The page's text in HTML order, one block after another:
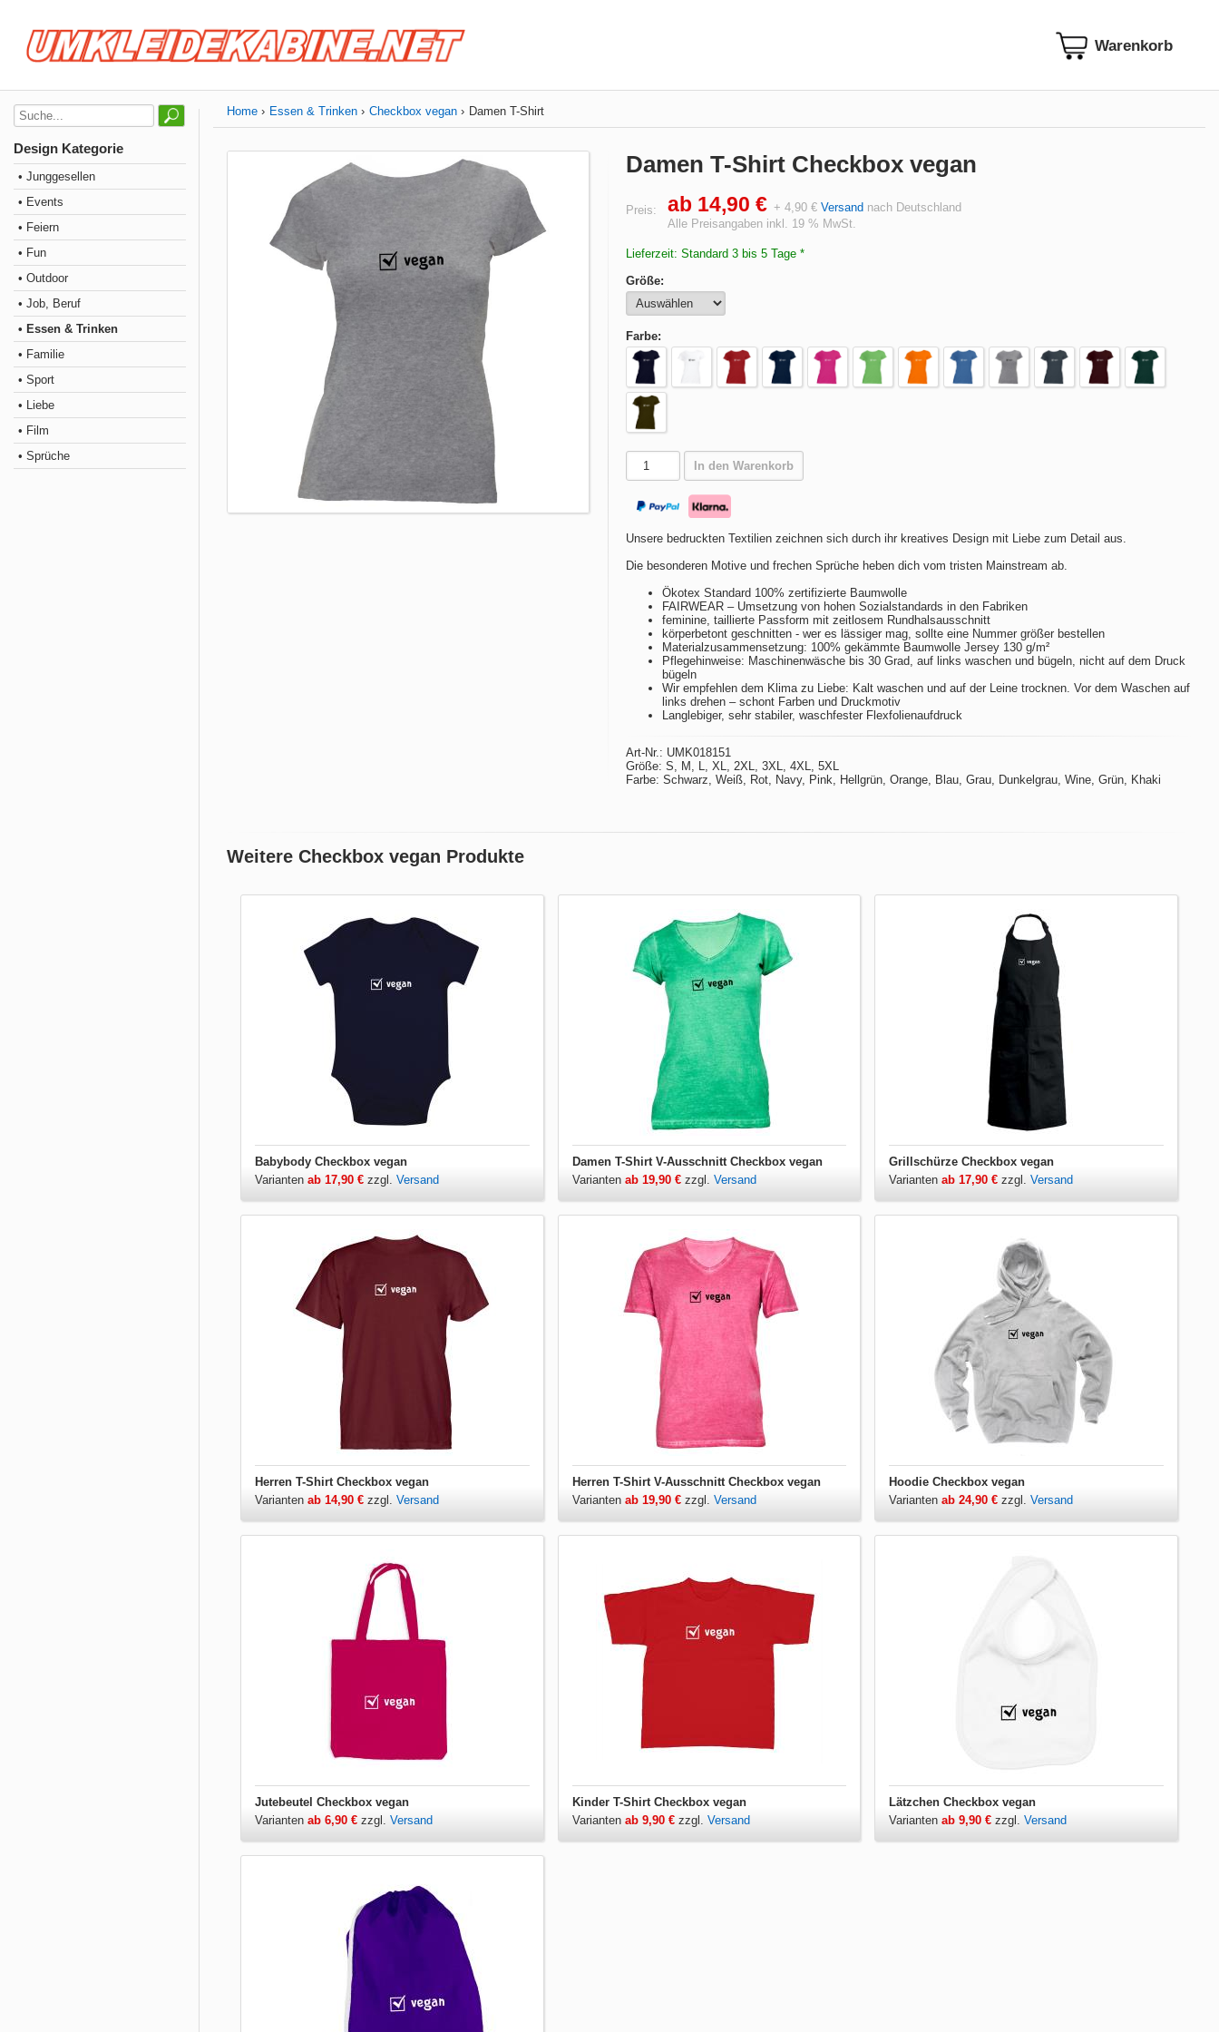
Design Kategorie
• Junggesellen
• Events
• Feiern
• Fun
• Outdoor
• Job, Beruf
• Essen & Trinken
• Familie
• Sport
• Liebe
• Film
• Sprüche
Home Essen & Trinken Checkbox vegan Damen T-Shirt
Damen T-Shirt Checkbox vegan
Preis: ab 14,90 € + 4,90 € Versand nach Deutschland
Alle Preisangaben inkl. 19 % MwSt.
Lieferzeit: Standard 3 bis 5 Tage *
Größe:
Farbe:
In den Warenkorb
Unsere bedruckten Textilien zeichnen sich durch ihr kreatives Design mit Liebe zum Detail aus.
Die besonderen Motive und frechen Sprüche heben dich vom tristen Mainstream ab.
Ökotex Standard 100% zertifizierte Baumwolle
FAIRWEAR – Umsetzung von hohen Sozialstandards in den Fabriken
feminine, taillierte Passform mit zeitlosem Rundhalsausschnitt
körperbetont geschnitten - wer es lässiger mag, sollte eine Nummer größer bestellen
Materialzusammensetzung: 100% gekämmte Baumwolle Jersey 130 g/m²
Pflegehinweise: Maschinenwäsche bis 30 Grad, auf links waschen und bügeln, nicht auf dem Druck
bügeln
Wir empfehlen dem Klima zu Liebe: Kalt waschen und auf der Leine trocknen. Vor dem Waschen auf
links drehen – schont Farben und Druckmotiv
Langlebiger, sehr stabiler, waschfester Flexfolienaufdruck
Art-Nr.: UMK018151
Größe: S, M, L, XL, 2XL, 3XL, 4XL, 5XL
Farbe: Schwarz, Weiß, Rot, Navy, Pink, Hellgrün, Orange, Blau, Grau, Dunkelgrau, Wine, Grün, Khaki
Weitere Checkbox vegan Produkte
Babybody Checkbox vegan
Varianten ab 17,90 € zzgl. Versand
Damen T-Shirt V-Ausschnitt Checkbox vegan
Varianten ab 19,90 €zzgl. Versand
Grillschürze Checkbox vegan
Variantenab 17,90 € zzgl.Versand
Herren T-Shirt Checkbox vegan
Varianten ab 14,90 € zzgl. Versand
Herren T-Shirt V-Ausschnitt Checkbox vegan
Varianten ab 19,90 €zzgl. Versand
Hoodie Checkbox vegan
Variantenab 24,90 € zzgl.Versand
Jutebeutel Checkbox vegan
Varianten ab 6,90 € zzgl. Versand
Kinder T-Shirt Checkbox vegan
Varianten ab 9,90 €zzgl. Versand
Lätzchen Checkbox vegan
Variantenab 9,90 € zzgl.Versand